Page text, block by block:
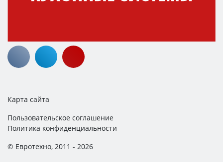
Карта сайта
Пользовательское соглашение
Политика конфиденциальности
© Евротехно, 2011 - 2026